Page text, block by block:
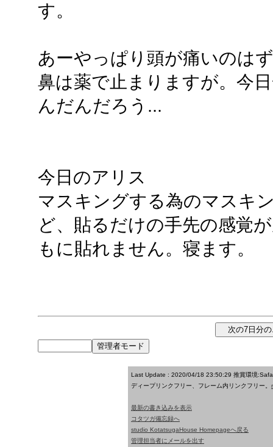
す。
あーやっぱり頭が痛いのは
鼻は薬で止まりますが。今
んだんだろう...
今日のアリス
マスキングする為のマスキ
ど、貼るだけの手先の感覚
もに貼れません。寝ます。
Last Update : 2020/04/18 23:50:29 推賞環境
ディープリンクフリー、フレーム内リンクフリー。
最新の書き込みを表示
コタツガ備忘録へ
studio KotatsugaHouse Homepageへ戻る
管理担当者にメールを出す